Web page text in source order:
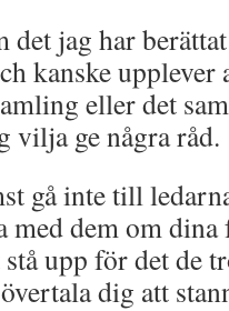
det jag har
kanske
eller det
vilja ge några råd.
gå inte till
med dem om
upp för det de
dig att